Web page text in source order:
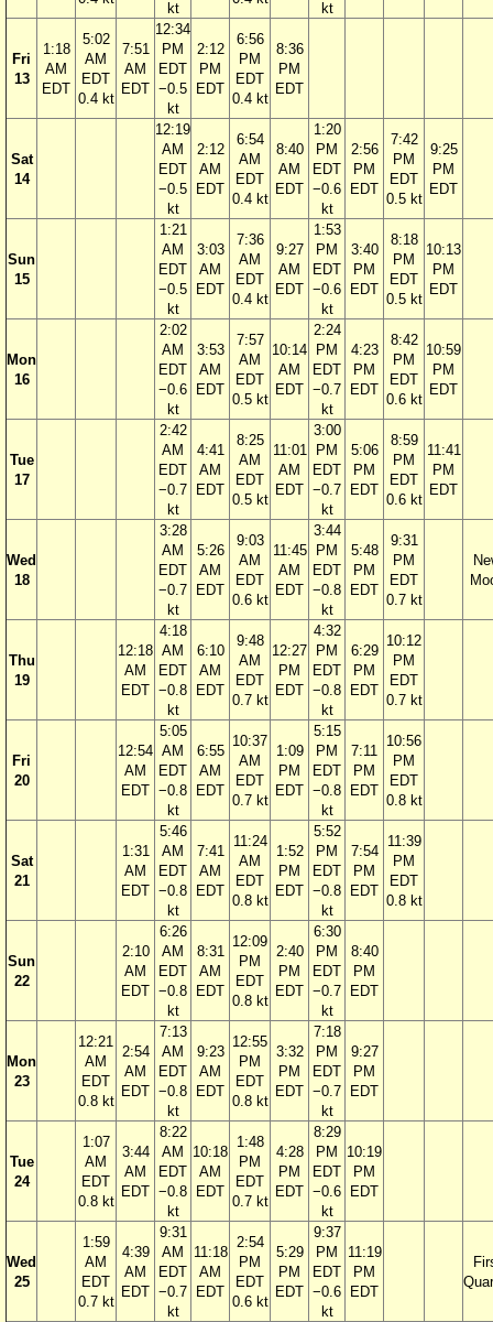
kt kt
Fri
13
1:18
AM
EDT
5:02
AM
EDT
0.4 kt
7:51
AM
EDT
12:34
PM
EDT
−0.5
kt
2:12
PM
EDT
6:56
PM
EDT
0.4 kt
8:36
PM
EDT
Sat
14
12:19
AM
EDT
−0.5
kt
2:12
AM
EDT
6:54
AM
EDT
0.4 kt
8:40
AM
EDT
1:20
PM
EDT
−0.6
kt
2:56
PM
EDT
7:42
PM
EDT
0.5 kt
9:25
PM
EDT
Sun
15
1:21
AM
EDT
−0.5
kt
3:03
AM
EDT
7:36
AM
EDT
0.4 kt
9:27
AM
EDT
1:53
PM
EDT
−0.6
kt
3:40
PM
EDT
8:18
PM
EDT
0.5 kt
10:13
PM
EDT
Mon
16
2:02
AM
EDT
−0.6
kt
3:53
AM
EDT
7:57
AM
EDT
0.5 kt
10:14
AM
EDT
2:24
PM
EDT
−0.7
kt
4:23
PM
EDT
8:42
PM
EDT
0.6 kt
10:59
PM
EDT
Tue
17
2:42
AM
EDT
−0.7
kt
4:41
AM
EDT
8:25
AM
EDT
0.5 kt
11:01
AM
EDT
3:00
PM
EDT
−0.7
kt
5:06
PM
EDT
8:59
PM
EDT
0.6 kt
11:41
PM
EDT
Wed
18
3:28
AM
EDT
−0.7
kt
5:26
AM
EDT
9:03
AM
EDT
0.6 kt
11:45
AM
EDT
3:44
PM
EDT
−0.8
kt
5:48
PM
EDT
9:31
PM
EDT
0.7 kt
Thu
19
12:18
AM
EDT
4:18
AM
EDT
−0.8
kt
6:10
AM
EDT
9:48
AM
EDT
0.7 kt
12:27
PM
EDT
4:32
PM
EDT
−0.8
kt
6:29
PM
EDT
10:12
PM
EDT
0.7 kt
Fri
20
12:54
AM
EDT
5:05
AM
EDT
−0.8
kt
6:55
AM
EDT
10:37
AM
EDT
0.7 kt
1:09
PM
EDT
5:15
PM
EDT
−0.8
kt
7:11
PM
EDT
10:56
PM
EDT
0.8 kt
Sat
21
1:31
AM
EDT
5:46
AM
EDT
−0.8
kt
7:41
AM
EDT
11:24
AM
EDT
0.8 kt
1:52
PM
EDT
5:52
PM
EDT
−0.8
kt
7:54
PM
EDT
11:39
PM
EDT
0.8 kt
Sun
22
2:10
AM
EDT
6:26
AM
EDT
−0.8
kt
8:31
AM
EDT
12:09
PM
EDT
0.8 kt
2:40
PM
EDT
6:30
PM
EDT
−0.7
kt
8:40
PM
EDT
Mon
23
12:21
AM
EDT
0.8 kt
2:54
AM
EDT
7:13
AM
EDT
−0.8
kt
9:23
AM
EDT
12:55
PM
EDT
0.8 kt
3:32
PM
EDT
7:18
PM
EDT
−0.7
kt
9:27
PM
EDT
Tue
24
1:07
AM
EDT
0.8 kt
3:44
AM
EDT
8:22
AM
EDT
−0.8
kt
10:18
AM
EDT
1:48
PM
EDT
0.7 kt
4:28
PM
EDT
8:29
PM
EDT
−0.6
kt
10:19
PM
EDT
Wed
25
1:59
AM
EDT
0.7 kt
4:39
AM
EDT
9:31
AM
EDT
−0.7
kt
11:18
AM
EDT
2:54
PM
EDT
0.6 kt
5:29
PM
EDT
9:37
PM
EDT
−0.6
kt
11:19
PM
EDT